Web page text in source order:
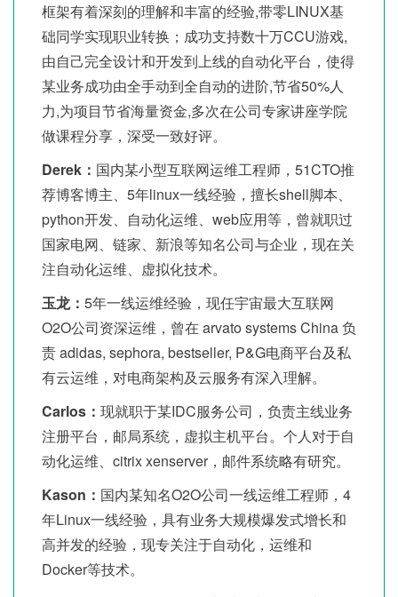
框架有着深刻的理解和丰富的经验,带零LINUX基
础同学实现职业转换；成功支持数十万CCU游戏,
由自己完全设计和开发到上线的自动化平台，使得
某业务成功由全手动到全自动的进阶,节省50%人
力,为项目节省海量资金,多次在公司专家讲座学院
做课程分享，深受一致好评。
Derek： 国内某小型互联网运维工程师，51CTO推
荐博客博主、5年linux一线经验，擅长shell脚本、
python开发、自动化运维、web应用等，曾就职过
国家电网、链家、新浪等知名公司与企业，现在关
注自动化运维、虚拟化技术。
玉龙： 5年一线运维经验，现任宇宙最大互联网
O2O公司资深运维，曾在 arvato systems China 负
责 adidas, sephora, bestseller, P&G电商平台及私
有云运维，对电商架构及云服务有深入理解。
Carlos： 现就职于某IDC服务公司，负责主线业务
注册平台，邮局系统，虚拟主机平台。个人对于自
动化运维、citrix xenserver，邮件系统略有研究。
Kason： 国内某知名O2O公司一线运维工程师，4
年Linux一线经验，具有业务大规模爆发式增长和
高并发的经验，现专关注于自动化，运维和
Docker等技术。